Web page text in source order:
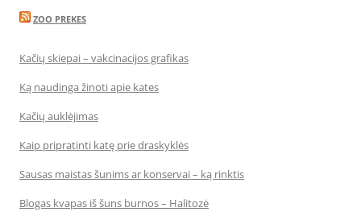
ZOO PREKES
Kačių skiepai – vakcinacijos grafikas
Ką naudinga žinoti apie kates
Kačių auklėjimas
Kaip pripratinti katę prie draskyklės
Sausas maistas šunims ar konservai – ką rinktis
Blogas kvapas iš šuns burnos – Halitozė